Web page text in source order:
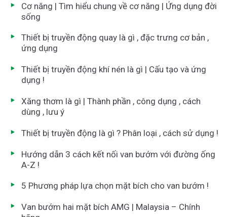
Cơ năng | Tìm hiểu chung về cơ năng | Ứng dụng đời
sống
Thiết bị truyền động quay là gì , đặc trưng cơ bản ,
ứng dụng
Thiết bị truyền động khí nén là gì | Cấu tạo và ứng
dụng !
Xăng thơm là gì | Thành phần , công dụng , cách
dùng , lưu ý
Thiết bị truyền động là gì ? Phân loại , cách sử dụng !
Hướng dẫn 3 cách kết nối van bướm với đường ống
A-Z !
5 Phương pháp lựa chọn mặt bích cho van bướm !
Van bướm hai mặt bích AMG | Malaysia – Chính